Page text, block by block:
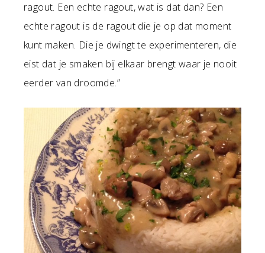
ragout. Een echte ragout, wat is dat dan? Een
echte ragout is de ragout die je op dat moment
kunt maken. Die je dwingt te experimenteren, die
eist dat je smaken bij elkaar brengt waar je nooit
eerder van droomde.”